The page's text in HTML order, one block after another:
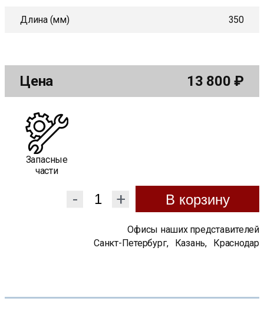
Длина (мм) 350
Цена 13 800₽
Запасные
части
- + В корзину
Офисы наших представителей
Санкт-Петербург, Казань, Краснодар